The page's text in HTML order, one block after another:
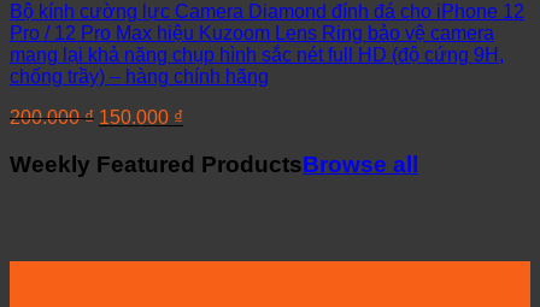
Bộ kính cường lực Camera Diamond đính đá cho iPhone 12
Pro / 12 Pro Max hiệu Kuzoom Lens Ring bảo vệ camera
mang lại khả năng chụp hình sắc nét full HD (độ cứng 9H,
chống trầy) – hàng chính hãng
200.000₫ 150.000 ₫
Weekly Featured ProductsBrowse all